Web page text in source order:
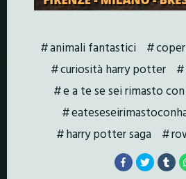
animali fantastici
curiosità harry potter
e a te se sei rimasto
harry potter saga